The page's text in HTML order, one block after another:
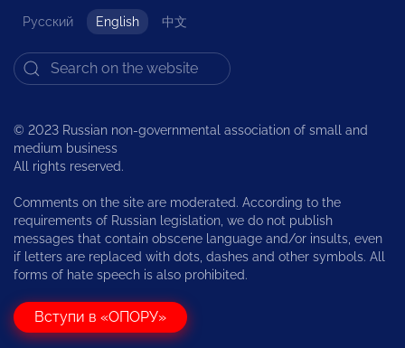
Русский English 中文
© 2023 Russian non-governmental association of small and
medium business
All rights reserved.
Comments on the site are moderated. According to the
requirements of Russian legislation, we do not publish
messages that contain obscene language and/or insults, even
if letters are replaced with dots, dashes and other symbols. All
forms of hate speech is also prohibited.
Вступи в «ОПОРУ»